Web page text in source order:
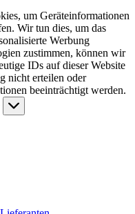
um Geräteinformationen
Wir tun dies, um das
Werbung
zustimmen, können wir
IDs auf dieser Website
nicht erteilen oder
beeinträchtigt werden.